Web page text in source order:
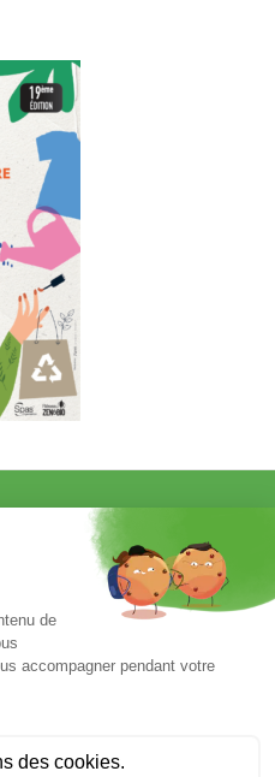
EXPOSER
PRESSE ET
GRATUITE